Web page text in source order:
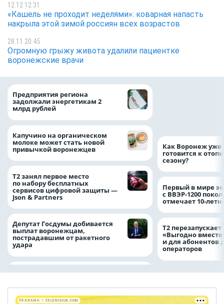
12.12 12:31
«Кашель не проходит неделями»: коварная напасть
накрыла этой зимой россиян всех возрастов
28.11 20:45
Огромную грыжу живота удалили пациентке
воронежские врачи
Предприятия региона
задолжали энергетикам 2
млрд рублей
Капучино на органическом
молоке может стать новой
привычкой воронежцев
Т2 занял первое место
по набору бесплатных
сервисов цифровой защиты —
Json & Partners
Депутат Госдумы добивается
выплат воронежцам,
пострадавшим от ракетного
удара
Как Воронеж уже
готовится к
сезону?
Первый в мире
с ВВЭР-1200
отмечает 10-
Т2
«Выгодно
и для абонентов
операторов
РЕКЛАМА • ZELENCHUK.COM